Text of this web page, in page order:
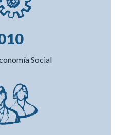
Social